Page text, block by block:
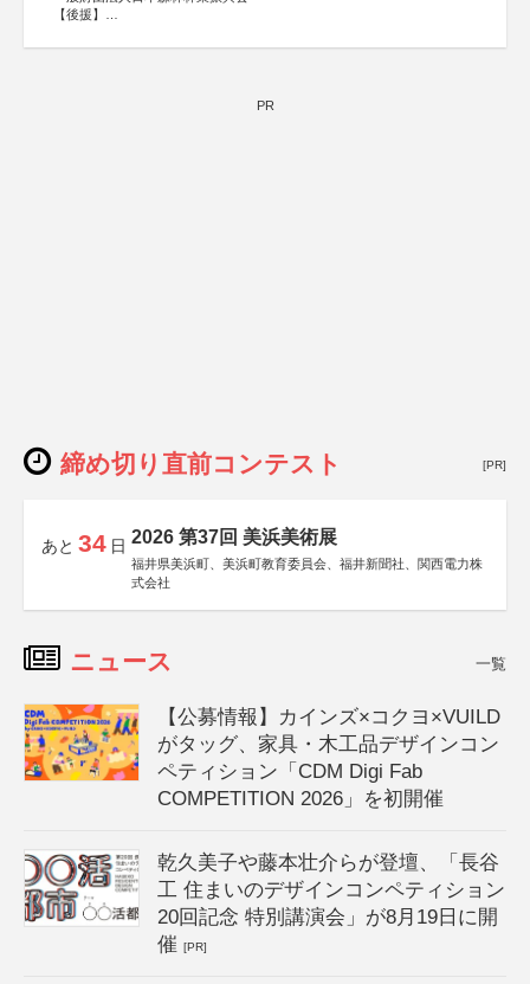
【後援】
会、森林火災対策協会
PR
締め切り直前コンテスト [PR]
あと 34 日 2026 第37回 美浜美術展
福井県美浜町、美浜町教育委員会、福井新聞社、関西電力株
式会社
ニュース 一覧
【公募情報】カインズ×コクヨ×VUILD
がタッグ、家具・木工品デザインコン
ペティション「CDM Digi Fab
COMPETITION 2026」を初開催
乾久美子や藤本壮介らが登壇、「長谷
工 住まいのデザインコンペティション
20回記念 特別講演会」が8月19日に開
催[PR]